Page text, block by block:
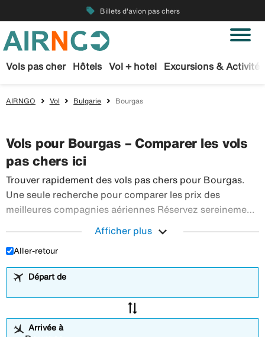
local_offer Billets d'avion pas chers
Vols pas cher Hôtels Vol + hotel Excursions & Activités
AIRNGO Vol Bulgarie Bourgas
Vols pour Bourgas – Comparer les vols
pas chers ici
Trouver rapidement des vols pas chers pour Bourgas.
Une seule recherche pour comparer les prix des
meilleures compagnies aériennes Réservez sereinement
étendue de voyages en avion à destination du monde
entier.Trouver rapidement des vols pas chers pour
Afficher plus expand_more
Aller-retour
Départ de
sync_alt
Arrivée à